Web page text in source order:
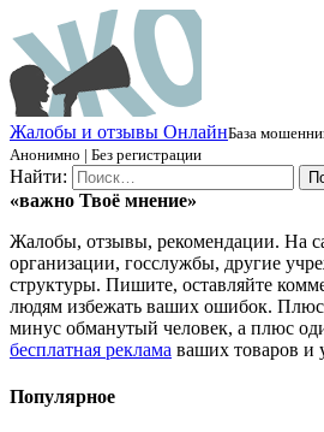
Жалобы и отзывы ОнлайнБаза
Анонимно | Без регистрации
Найти:
«важно Твоё мнение»
Жалобы, отзывы, рекомендации. На
организации, госслужбы, другие
структуры. Пишите, оставляйте
людям избежать ваших ошибок. Плюс
минус обманутый человек, а плюс
бесплатная реклама ваших товаров и
Популярное